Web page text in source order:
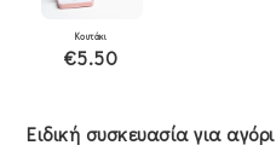
Κουτάκι
€5.50
Ειδική συσκευασία για αγόρι